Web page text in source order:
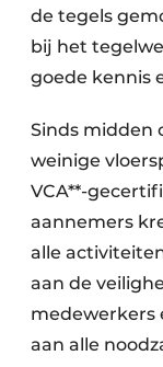
de tegels
bij het
goede kennis
Sinds midden
weinige
VCA**-
aannemers
alle
aan de
medewerkers
aan alle